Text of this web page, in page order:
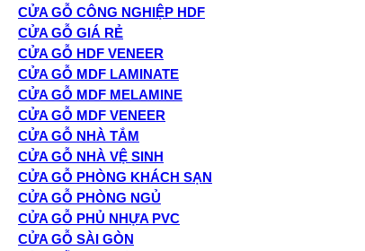
CỬA GỖ CÔNG NGHIỆP HDF
CỬA GỖ GIÁ RẺ
CỬA GỖ HDF VENEER
CỬA GỖ MDF LAMINATE
CỬA GỖ MDF MELAMINE
CỬA GỖ MDF VENEER
CỬA GỖ NHÀ TẮM
CỬA GỖ NHÀ VỆ SINH
CỬA GỖ PHÒNG KHÁCH SẠN
CỬA GỖ PHÒNG NGỦ
CỬA GỖ PHỦ NHỰA PVC
CỬA GỖ SÀI GÒN